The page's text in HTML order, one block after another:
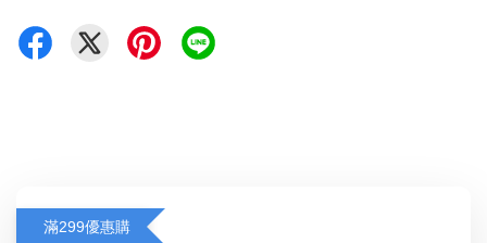
滿299優惠購